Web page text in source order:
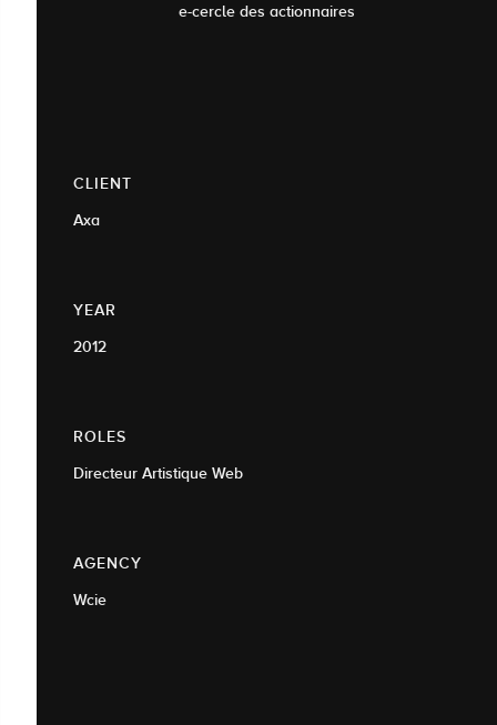
e-cercle des actionnaires
CLIENT
Axa
YEAR
2012
ROLES
Directeur Artistique Web
AGENCY
Wcie